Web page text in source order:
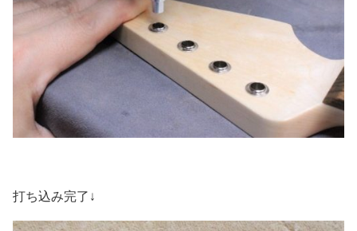
打ち込み完了↓